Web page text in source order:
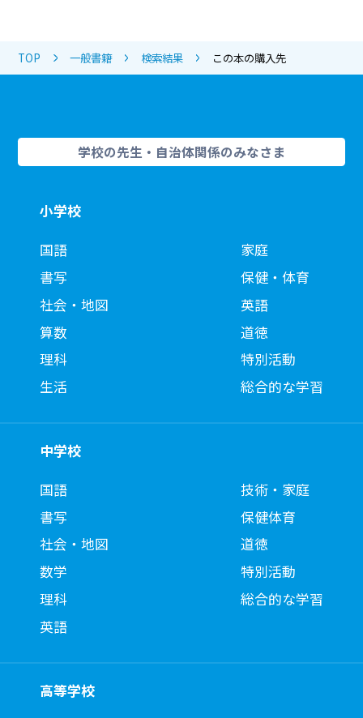
TOP 一般書籍 検索結果 この本の購入先
学校の先生・自治体関係のみなさま
小学校
国語
書写
社会・地図
算数
理科
生活
家庭
保健・体育
英語
道徳
特別活動
総合的な学習
中学校
国語
書写
社会・地図
数学
理科
英語
技術・家庭
保健体育
道徳
特別活動
総合的な学習
高等学校